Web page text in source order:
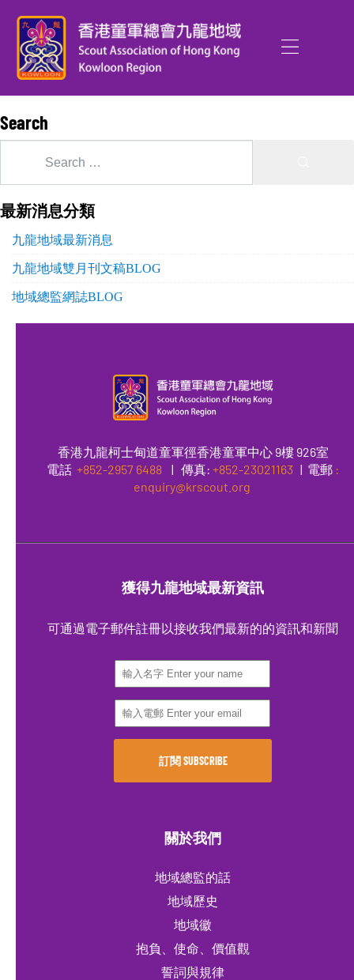
Search
最新消息分類
九龍地域最新消息
九龍地域雙月刊文稿BLOG
地域總監網誌BLOG
香港九龍柯士甸道童軍徑香港童軍中心 9樓 926室
電話 +852-2957 6488 | 傳真: +852-23021163 | 電郵 :
enquiry@krscout.org
獲得九龍地域最新資訊
可通過電子郵件註冊以接收我們最新的的資訊和新聞
關於我們
地域總監的話
地域歷史
地域徽
抱負、使命、價值觀
誓詞與規律